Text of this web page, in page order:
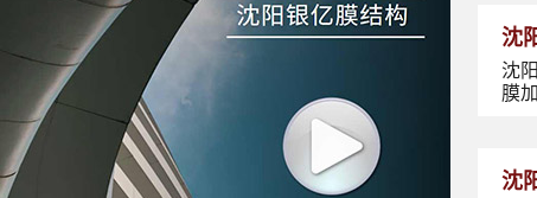
沈
沈
膜
沈